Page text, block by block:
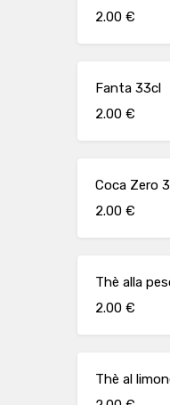
2.00 €
Fanta 33cl
2.00 €
Coca Zero
2.00 €
Thè alla
2.00 €
Thè al